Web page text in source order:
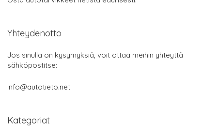
Yhteydenotto
Jos sinulla on kysymyksiä, voit ottaa meihin yhteyttä
sähköpostitse:
info@autotieto.net
Kategoriat